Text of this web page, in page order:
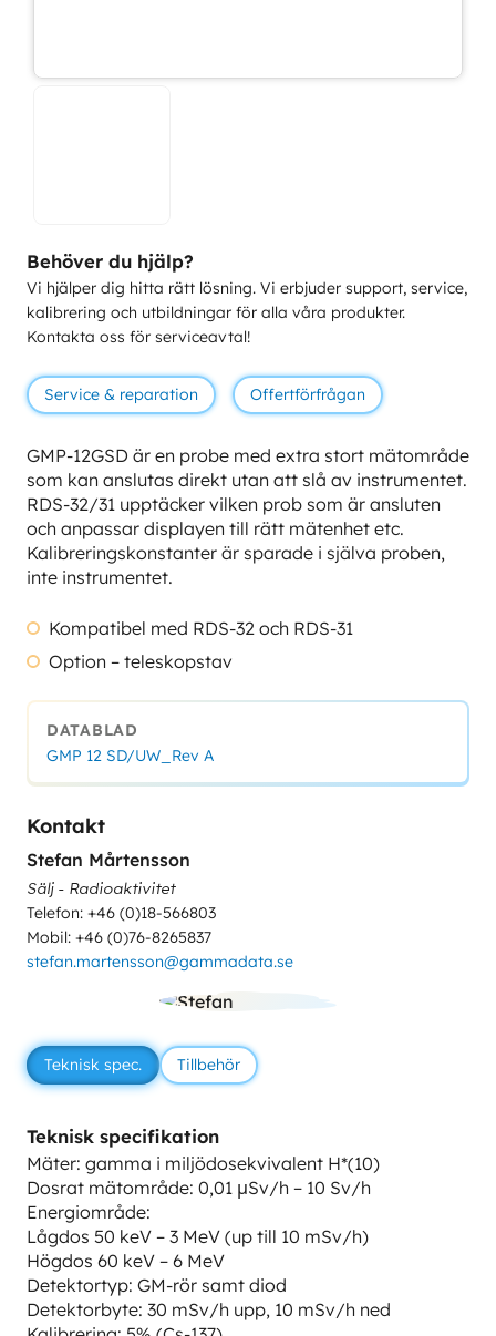
Behöver du hjälp?
Vi hjälper dig hitta rätt lösning. Vi erbjuder support, service,
kalibrering och utbildningar för alla våra produkter.
Kontakta oss för serviceavtal!
Service & reparation Offertförfrågan
GMP-12GSD är en probe med extra stort mätområde
som kan anslutas direkt utan att slå av instrumentet.
RDS-32/31 upptäcker vilken prob som är ansluten
och anpassar displayen till rätt mätenhet etc.
Kalibreringskonstanter är sparade i själva proben,
inte instrumentet.
Kompatibel med RDS-32 och RDS-31
Option – teleskopstav
DATABLAD
GMP 12 SD/UW_Rev A
Kontakt
Stefan Mårtensson
Sälj - Radioaktivitet
Telefon: +46 (0)18-566803
Mobil: +46 (0)76-8265837
stefan.martensson@gammadata.se
Teknisk spec. Tillbehör
Teknisk specifikation
Mäter: gamma i miljödosekvivalent H*(10)
Dosrat mätområde: 0,01 μSv/h – 10 Sv/h
Energiområde:
Lågdos 50 keV – 3 MeV (up till 10 mSv/h)
Högdos 60 keV – 6 MeV
Detektortyp: GM-rör samt diod
Detektorbyte: 30 mSv/h upp, 10 mSv/h ned